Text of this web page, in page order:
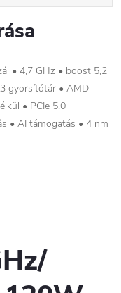
• 4,7 GHz • boost 5,2
gyorsítótár • AMD
• PCIe 5.0
• AI támogatás • 4 nm